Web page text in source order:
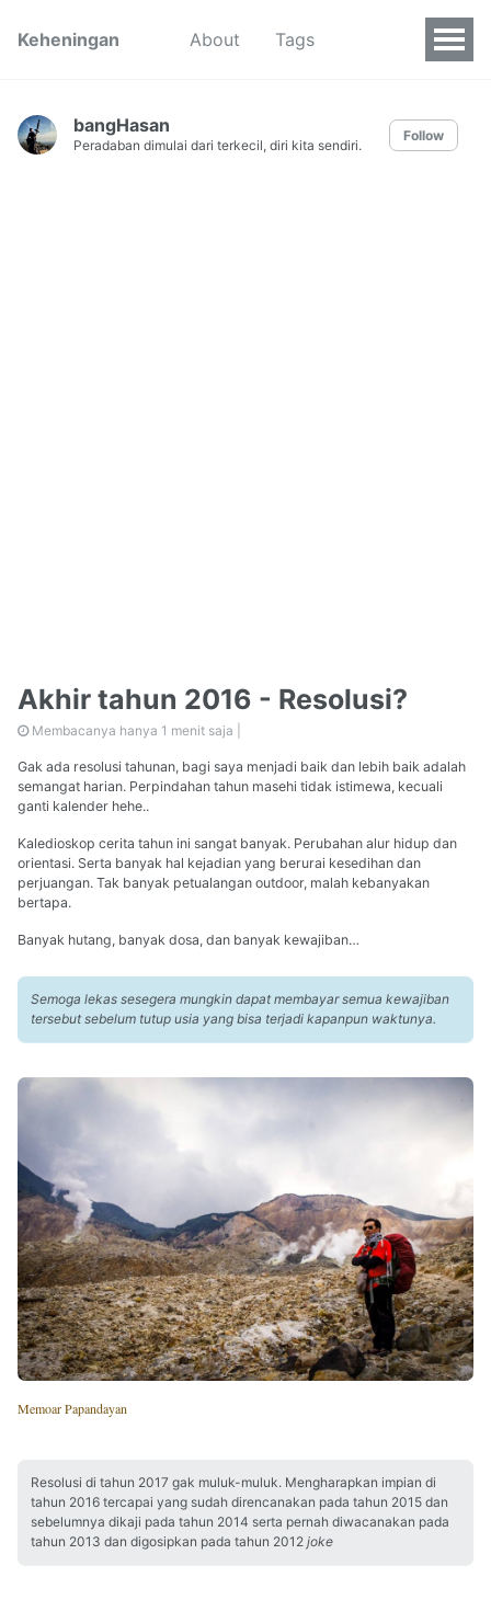
Keheningan About Tags
bangHasan
Peradaban dimulai dari terkecil, diri kita sendiri.
Follow
Akhir tahun 2016 - Resolusi?
Membacanya hanya 1 menit saja |
Gak ada resolusi tahunan, bagi saya menjadi baik dan lebih baik adalah
semangat harian. Perpindahan tahun masehi tidak istimewa, kecuali
ganti kalender hehe..
Kaledioskop cerita tahun ini sangat banyak. Perubahan alur hidup dan
orientasi. Serta banyak hal kejadian yang berurai kesedihan dan
perjuangan. Tak banyak petualangan outdoor, malah kebanyakan
bertapa.
Banyak hutang, banyak dosa, dan banyak kewajiban…
Semoga lekas sesegera mungkin dapat membayar semua kewajiban
tersebut sebelum tutup usia yang bisa terjadi kapanpun waktunya.
Memoar Papandayan
Resolusi di tahun 2017 gak muluk-muluk. Mengharapkan impian di
tahun 2016 tercapai yang sudah direncanakan pada tahun 2015 dan
sebelumnya dikaji pada tahun 2014 serta pernah diwacanakan pada
tahun 2013 dan digosipkan pada tahun 2012 joke